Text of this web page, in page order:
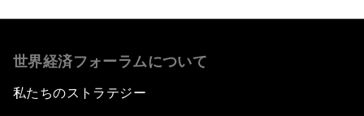
世界経済フォーラムについて
私たちのストラテジー